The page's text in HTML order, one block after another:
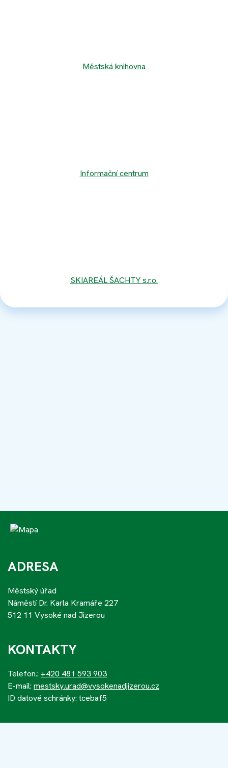
Městská knihovna
Informační centrum
SKIAREÁL ŠACHTY s.r.o.
ADRESA
Městský úřad
Náměstí Dr. Karla Kramáře 227
512 11 Vysoké nad Jizerou
KONTAKTY
Telefon.: +420 481 593 903
E-mail: mestsky.urad@vysokenadjizerou.cz
ID datové schránky: tcebaf5